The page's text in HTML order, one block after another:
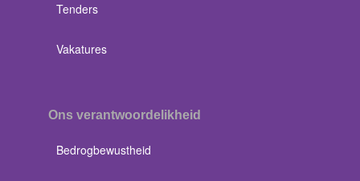
Tenders
Vakatures
Ons verantwoordelikheid
Bedrogbewustheid